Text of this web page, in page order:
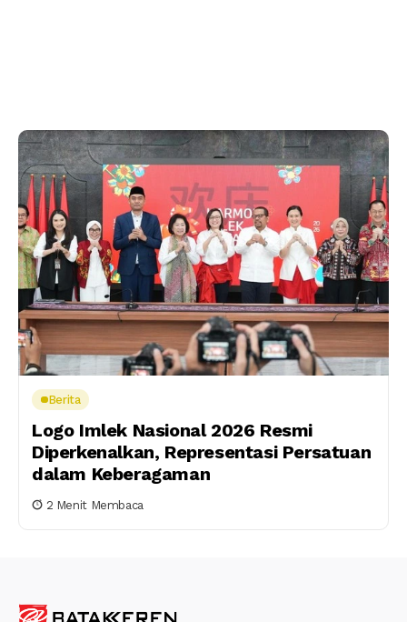
Berita
Logo Imlek Nasional 2026 Resmi
Diperkenalkan, Representasi Persatuan
dalam Keberagaman
2 Menit Membaca